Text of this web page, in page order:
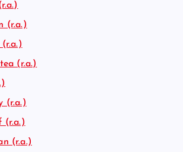
(r.a.)
(r.a.)
(r.a.)
(r.a.)
(r.a.)